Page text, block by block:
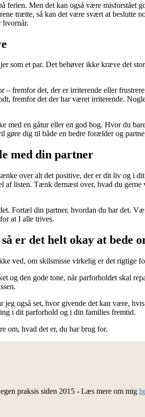
ferien. Men det kan også være
trætte, så kan det være svært at beslutte
hvornår.
som et par. Det behøver ikke kræve det
fremfor det, der er irriterende eller
fremfor det der har været irriterende.
en gåtur eller en god bog. Hvor du
gøre dig til både en bedre forælder og
med din partner
over alt det positive, der er dit liv og i
listen. Tænk dernæst over, hvad du
Fortæl din partner, hvordan du har det.
at I alle trives.
er det helt okay at bede
ved, om skilsmisse virkelig er det
den gode tone, når parforholdet skal
også set, hvor givende det kan være,
i dit parforhold og i din families fremtid.
om, hvad det er, du har brug for.
praksis siden 2015 - Læs mere om mig